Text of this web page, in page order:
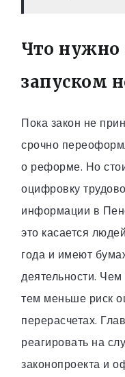
Что нужно
запуском
Пока закон не
срочно
о реформе. Но
оцифровку
информации в
это касается
года и имеют
деятельности.
тем меньше риск
перерасчетах.
реагировать на
законопроекта и